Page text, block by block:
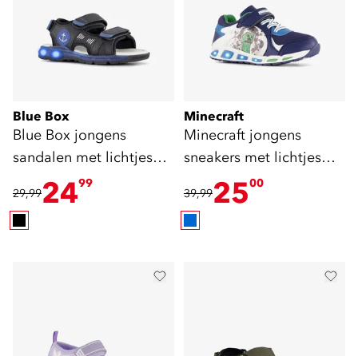
Blue Box
Blue Box jongens
sandalen met lichtjes
zwart blauw
29,992499
Minecraft
Minecraft jongens
sneakers met lichtjes
blauw
39,992500